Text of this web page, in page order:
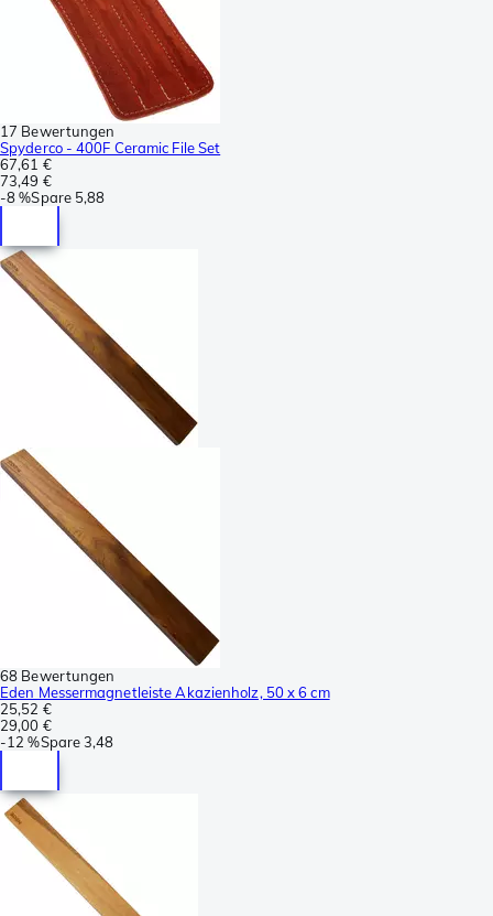
17 Bewertungen
Spyderco - 400F Ceramic File Set
67,61 €
73,49 €
-8 %Spare 5,88
68 Bewertungen
Eden Messermagnetleiste Akazienholz, 50 x 6 cm
25,52 €
29,00 €
-12 %Spare3,48